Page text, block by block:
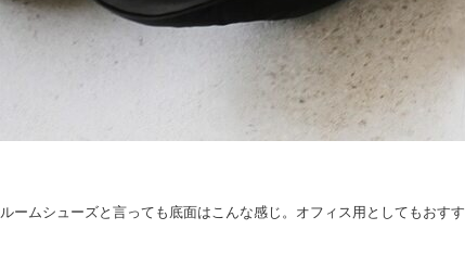
ルームシューズと言っても底面はこんな感じ。オフィス用としてもおす